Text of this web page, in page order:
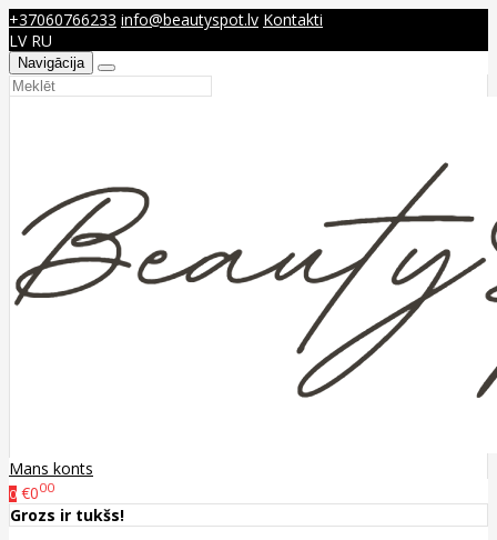
+37060766233 info@beautyspot.lv Kontakti
LV RU
Navigācija
Mans konts
0 €000
Grozs ir tukšs!